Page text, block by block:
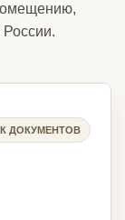
ДОКУМЕНТОВ